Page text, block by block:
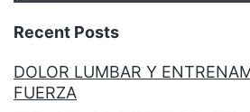
Recent Posts
DOLOR LUMBAR Y
FUERZA